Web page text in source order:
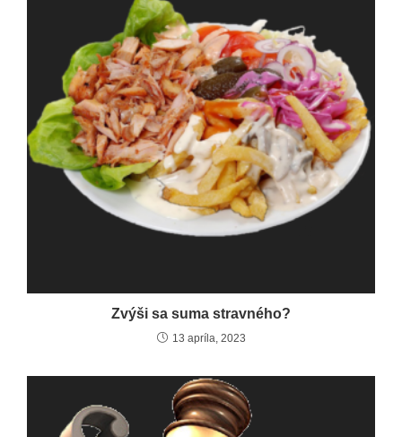
Zvýši sa suma stravného?
13 apríla, 2023